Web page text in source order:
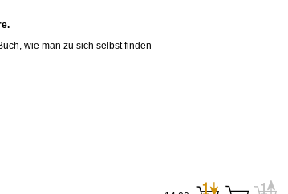
wie man zu sich selbst finden